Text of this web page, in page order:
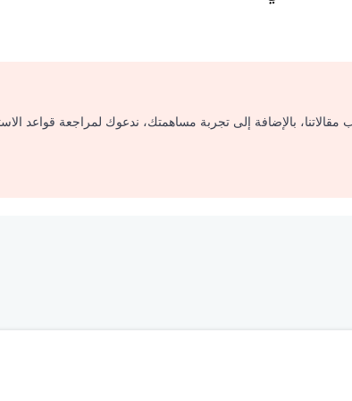
بالإضافة إلى تجربة مساهمتك، ندعوك لمراجعة قواعد